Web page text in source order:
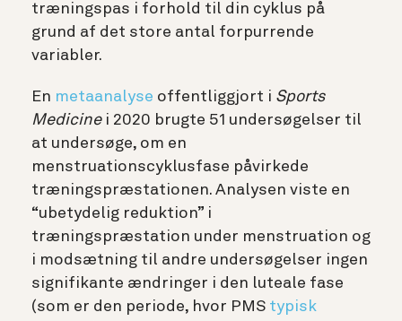
træningspas i forhold til din cyklus på
grund af det store antal forpurrende
variabler.
En metaanalyse offentliggjort i Sports
Medicine i 2020 brugte 51 undersøgelser til
at undersøge, om en
menstruationscyklusfase påvirkede
træningspræstationen. Analysen viste en
“ubetydelig reduktion” i
træningspræstation under menstruation og
i modsætning til andre undersøgelser ingen
signifikante ændringer i den luteale fase
(som er den periode, hvor PMS typisk